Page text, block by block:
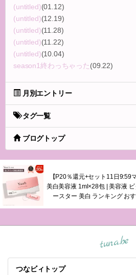
(untitled)(01.12)
(untitled)(12.19)
(untitled)(11.28)
(untitled)(11.22)
(untitled)(10.04)
season1終わっちゃった(09.22)
月別エントリー
タグ一覧
ブログトップ
【P20％還元+セット11日9:59
美白美容液 1ml×28包 | 美容液
ースター 美白 ランキング お
tuna.be
つなビィトップ